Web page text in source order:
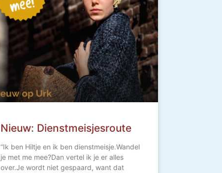
Nieuw: Dienstmeisjesroute
“Ik ben Hiltje en ik ben dienstmeisje.Wandel
je met me mee?Dan vertel ik je er alles
over.Je wordt niet gespaard, want dat